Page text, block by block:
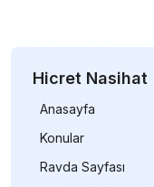
Hicret Nasihat
Anasayfa
Konular
Ravda Sayfası